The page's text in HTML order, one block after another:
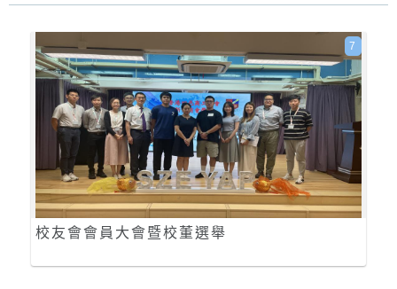
校友會會員大會暨校董選舉
7